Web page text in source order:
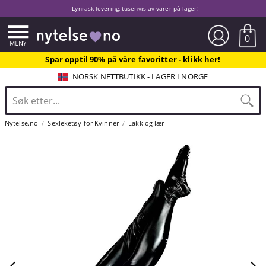
Lynrask levering, tusenvis av varer på lager!
0
Spar opptil 90% på våre favoritter - klikk her!
NORSK NETTBUTIKK - LAGER I NORGE
Nytelse.no Sexleketøy for Kvinner Lakk og lær